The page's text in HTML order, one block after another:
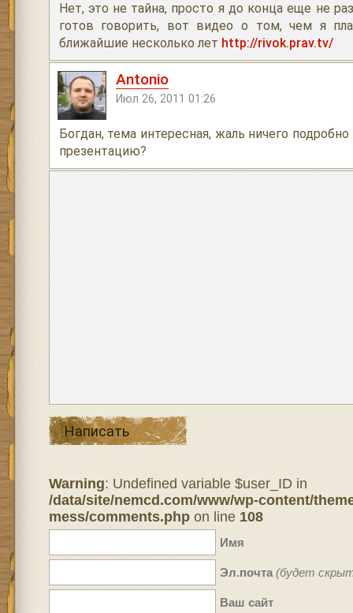
Нет, это не тайна, просто я до конца еще не
готов говорить, вот видео о том, чем я
ближайшие несколько лет http://rivok.prav.tv/
Antonio
Июл 26, 2011 01:26
Богдан, тема интересная, жаль ничего
презентацию?
Написать
Warning: Undefined variable $user_ID in
/data/site/nemcd.com/www/wp-content/
mess/comments.phpon line 108
Имя
Эл.почта (будет
Ваш сайт